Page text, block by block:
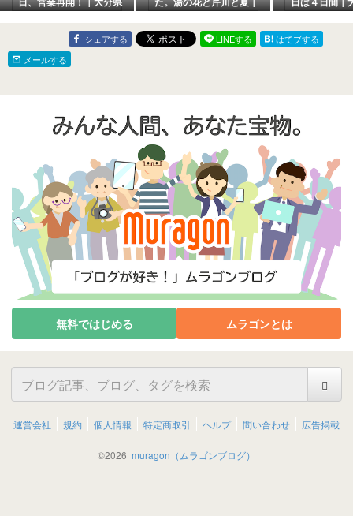
竹田市長湯温泉ホテル
「クアパーク長湯」
大分県竹田市長湯温泉ホ
テル「クアパーク長湯」
市長湯温泉「
長湯」
シェアする LINEする
はてブする
メールする
無料ではじめる ムラゴンとは
運営会社 規約 個人情報 特定商取引 ヘルプ 問い合わせ 広告掲載
©2026 muragon（ムラゴンブログ）